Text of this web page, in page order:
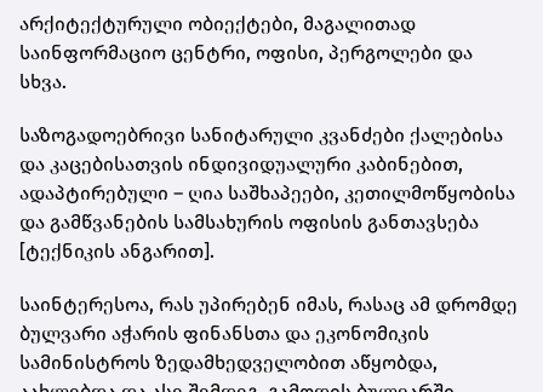
არქიტექტურული ობიექტები, მაგალითად
საინფორმაციო ცენტრი, ოფისი, პერგოლები და
სხვა.
საზოგადოებრივი სანიტარული კვანძები ქალებისა
და კაცებისათვის ინდივიდუალური კაბინებით,
ადაპტირებული – ღია საშხაპეები, კეთილმოწყობისა
და გამწვანების სამსახურის ოფისის განთავსება
[ტექნიკის ანგარით].
საინტერესოა, რას უპირებენ იმას, რასაც ამ დრომდე
ბულვარი აჭარის ფინანსთა და ეკონომიკის
სამინისტროს ზედამხედველობით აწყობდა,